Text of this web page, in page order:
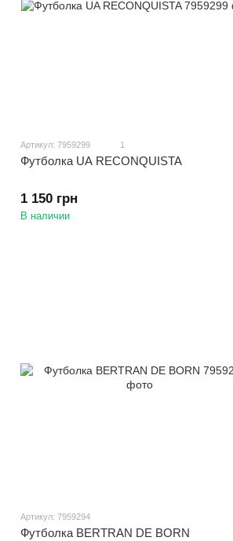
Артикул: 7959299 1
Футболка UA RECONQUISTA
1 150 грн
В наличии
Артикул: 7959294
Футболка BERTRAN DE BORN